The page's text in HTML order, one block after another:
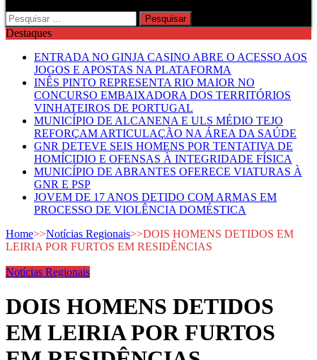
Pesquisar
por:
Destaques
ENTRADA NO GINJA CASINO ABRE O ACESSO AOS
JOGOS E APOSTAS NA PLATAFORMA
INÊS PINTO REPRESENTA RIO MAIOR NO
CONCURSO EMBAIXADORA DOS TERRITÓRIOS
VINHATEIROS DE PORTUGAL
MUNICÍPIO DE ALCANENA E ULS MÉDIO TEJO
REFORÇAM ARTICULAÇÃO NA ÁREA DA SAÚDE
GNR DETEVE SEIS HOMENS POR TENTATIVA DE
HOMÍCIDIO E OFENSAS À INTEGRIDADE FÍSICA
MUNICÍPIO DE ABRANTES OFERECE VIATURAS À
GNR E PSP
JOVEM DE 17 ANOS DETIDO COM ARMAS EM
PROCESSO DE VIOLÊNCIA DOMÉSTICA
Home>>Notícias Regionais>>DOIS HOMENS DETIDOS EM
LEIRIA POR FURTOS EM RESIDÊNCIAS
Notícias Regionais
DOIS HOMENS DETIDOS
EM LEIRIA POR FURTOS